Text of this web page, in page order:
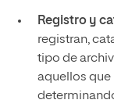
Registro y
registran,
tipo de
aquellos que